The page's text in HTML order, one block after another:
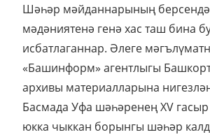
Шәһәр мәйданнарының
мәдәниятенә генә хас таш бина
исбатлаганнар. Әлеге
«Башинформ» агентлыгы
архивы материалларына
Басмада Уфа шәһәренең XV
юкка чыккан борынгы шәһәр